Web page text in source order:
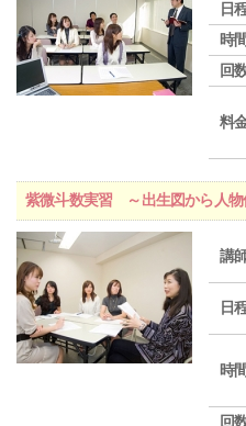
日
時間
回
料
紫微斗数実習 ～出生図から人物
講
日
時間
回